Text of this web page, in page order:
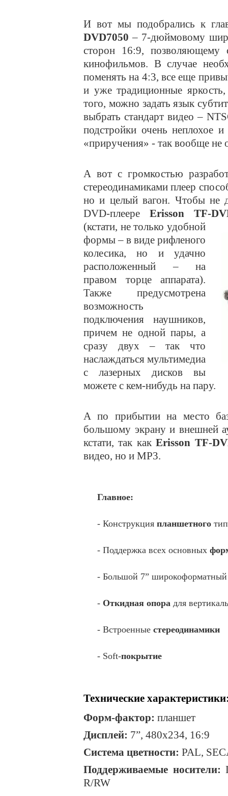
И вот мы подобрались к
DVD7050 – 7-дюймовому
сторон 16:9, позволяющему
кинофильмов. В случае
поменять на 4:3, все еще
и уже традиционные
того, можно задать язык
выбрать стандарт видео –
подстройки очень неплохое
«приручения» - так вообще не
А вот с громкостью
стереодинамиками плеер
но и целый вагон. Чтобы не
DVD-плеере Erisson TF-
(кстати, не только удобной
формы – в виде рифленого
колесика, но и удачно
расположенный – на
правом торце аппарата).
Также предусмотрена
возможность
подключения наушников,
причем не одной пары, а
сразу двух – так что
наслаждаться мультимедиа
с лазерных дисков вы
можете с кем-нибудь на пару.
А по прибытии на место
большому экрану и внешней
кстати, так какErisson TF-
видео, но и MP3.
Главное:
- Конструкция планшетного
- Поддержка всех основных
- Большой 7”
- Откидная опора для
- Встроенные стереодинамики
- Soft-покрытие
Технические
Форм-фактор: планшет
Дисплей: 7”, 480х234, 16:9
Система цветности: PAL,
Поддерживаемые носители:
R/RW